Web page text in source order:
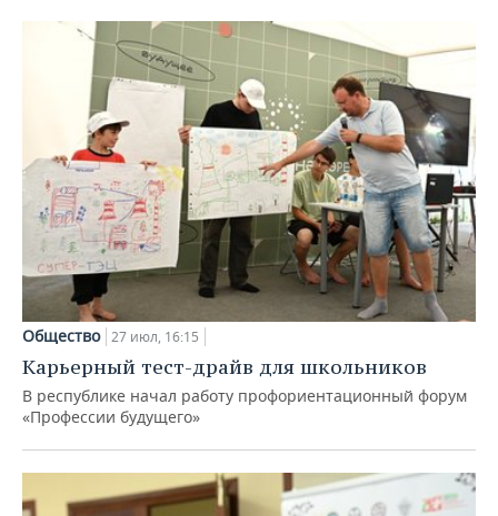
Общество 27 июл, 16:15
Карьерный тест-драйв для школьников
В республике начал работу профориентационный форум
«Профессии будущего»